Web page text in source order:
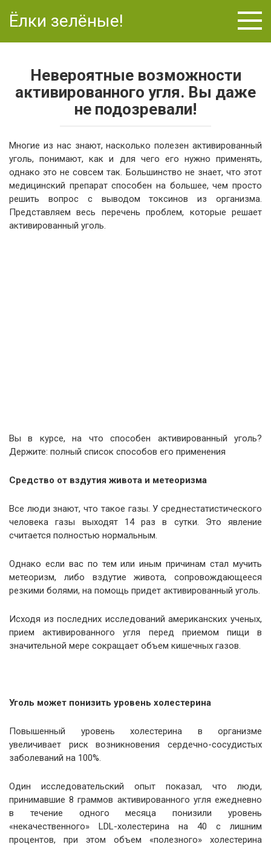
Ёлки зелёные!
Невероятные возможности
активированного угля. Вы даже
не подозревали!
Многие из нас знают, насколько полезен активированный
уголь, понимают, как и для чего его нужно применять,
однако это не совсем так. Большинство не знает, что этот
медицинский препарат способен на большее, чем просто
решить вопрос с выводом токсинов из организма.
Представляем весь перечень проблем, которые решает
активированный уголь.
Вы в курсе, на что способен активированный уголь?
Держите: полный список способов его применения
Средство от вздутия живота и метеоризма
Все люди знают, что такое газы. У среднестатистического
человека газы выходят 14 раз в сутки. Это явление
считается полностью нормальным.
Однако если вас по тем или иным причинам стал мучить
метеоризм, либо вздутие живота, сопровождающееся
резкими болями, на помощь придет активированный уголь.
Исходя из последних исследований американских ученых,
прием активированного угля перед приемом пищи в
значительной мере сокращает объем кишечных газов.
Уголь может понизить уровень холестерина
Повышенный уровень холестерина в организме
увеличивает риск возникновения сердечно-сосудистых
заболеваний на 100%.
Один исследовательский опыт показал, что люди,
принимавшие 8 граммов активированного угля ежедневно
в течение одного месяца понизили уровень
«некачественного» LDL-холестерина на 40 с лишним
процентов, при этом объем «полезного» холестерина